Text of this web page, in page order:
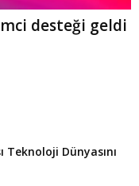
desteği geldi
Teknoloji Dünyasını